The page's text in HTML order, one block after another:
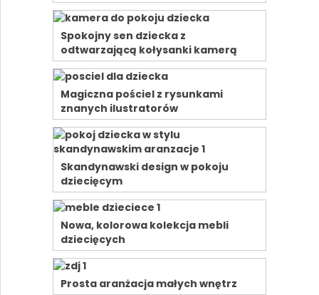
Spokojny sen dziecka z
odtwarzającą kołysanki kamerą
Magiczna pościel z rysunkami
znanych ilustratorów
Skandynawski design w pokoju
dziecięcym
Nowa, kolorowa kolekcja mebli
dziecięcych
Prosta aranżacja małych wnętrz